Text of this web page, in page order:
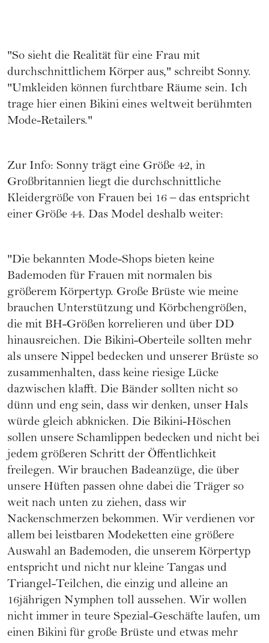
"So sieht die Realität für eine Frau mit
durchschnittlichem Körper aus," schreibt Sonny.
"Umkleiden können furchtbare Räume sein. Ich
trage hier einen Bikini eines weltweit berühmten
Mode-Retailers."
Zur Info: Sonny trägt eine Größe 42, in
Großbritannien liegt die durchschnittliche
Kleidergröße von Frauen bei 16 – das entspricht
einer Größe 44. Das Model deshalb weiter:
"Die bekannten Mode-Shops bieten keine
Bademoden für Frauen mit normalen bis
größerem Körpertyp. Große Brüste wie meine
brauchen Unterstützung und Körbchengrößen,
die mit BH-Größen korrelieren und über DD
hinausreichen. Die Bikini-Oberteile sollten mehr
als unsere Nippel bedecken und unserer Brüste so
zusammenhalten, dass keine riesige Lücke
dazwischen klafft. Die Bänder sollten nicht so
dünn und eng sein, dass wir denken, unser Hals
würde gleich abknicken. Die Bikini-Höschen
sollen unsere Schamlippen bedecken und nicht bei
jedem größeren Schritt der Öffentlichkeit
freilegen. Wir brauchen Badeanzüge, die über
unsere Hüften passen ohne dabei die Träger so
weit nach unten zu ziehen, dass wir
Nackenschmerzen bekommen. Wir verdienen vor
allem bei leistbaren Modeketten eine größere
Auswahl an Bademoden, die unserem Körpertyp
entspricht und nicht nur kleine Tangas und
Triangel-Teilchen, die einzig und alleine an
16jährigen Nymphen toll aussehen. Wir wollen
nicht immer in teure Spezial-Geschäfte laufen, um
einen Bikini für große Brüste und etwas mehr